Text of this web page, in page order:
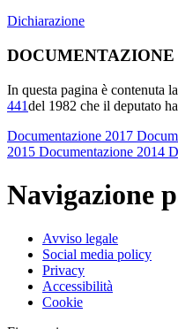
Dichiarazione
In questa pagina è contenuta
441del 1982 che il deputato
Documentazione 2017
2015 Documentazione 2014
Navigazione
Avviso legale
Social media policy
Privacy
Accessibilità
Cookie